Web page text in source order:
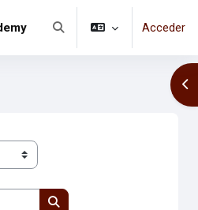
del
R
Selector de búsqueda de
Acceder